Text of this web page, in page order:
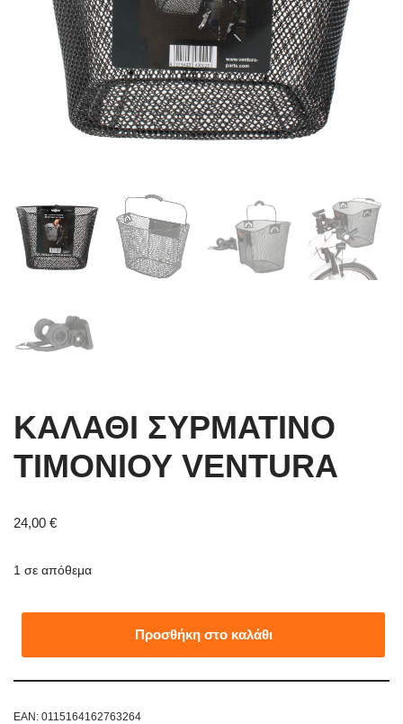
ΚΑΛΑΘΙ ΣΥΡΜΑΤΙΝΟ
ΤΙΜΟΝΙΟΥ VENTURA
24,00 €
1 σε απόθεμα
Προσθήκη στο καλάθι
EAN: 0115164162763264